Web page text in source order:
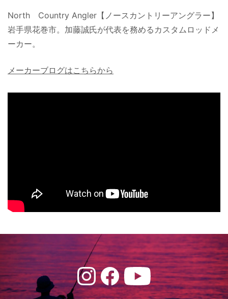
North Country Angler【ノースカントリーアングラー】
岩手県花巻市。加藤誠氏が代表を務めるカスタムロッドメ
ーカー。
メーカーブログはこちらから